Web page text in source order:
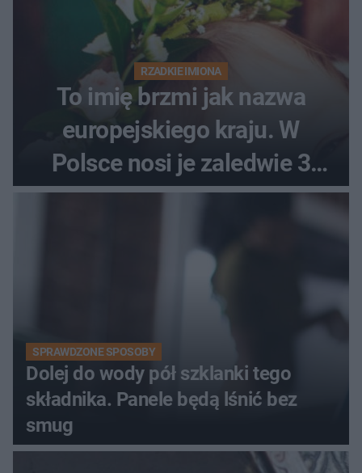
RZADKIE IMIONA
To imię brzmi jak nazwa
europejskiego kraju. W
Polsce nosi je zaledwie 3
kobiety
SPRAWDZONE SPOSOBY
Dolej do wody pół szklanki tego
składnika. Panele będą lśnić bez
smug